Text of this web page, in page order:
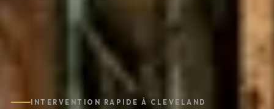
INTERVENTION RAPIDE À CLEVELAND